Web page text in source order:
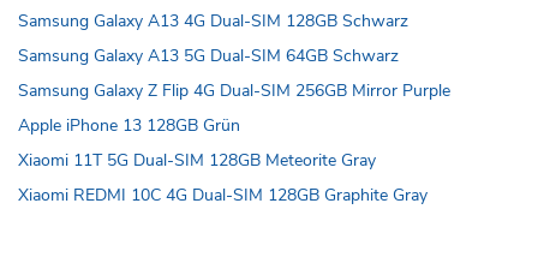
Samsung Galaxy A13 4G Dual-SIM 128GB Schwarz
Samsung Galaxy A13 5G Dual-SIM 64GB Schwarz
Samsung Galaxy Z Flip 4G Dual-SIM 256GB Mirror Purple
Apple iPhone 13 128GB Grün
Xiaomi 11T 5G Dual-SIM 128GB Meteorite Gray
Xiaomi REDMI 10C 4G Dual-SIM 128GB Graphite Gray